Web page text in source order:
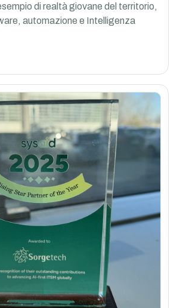
di realtà giovane del territorio,
automazione e Intelligenza